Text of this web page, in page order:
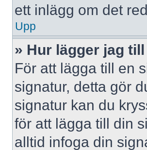
ett inlägg om det
Upp
» Hur lägger jag
För att lägga till en
signatur, detta gör
signatur kan du
för att lägga till din
alltid infoga din